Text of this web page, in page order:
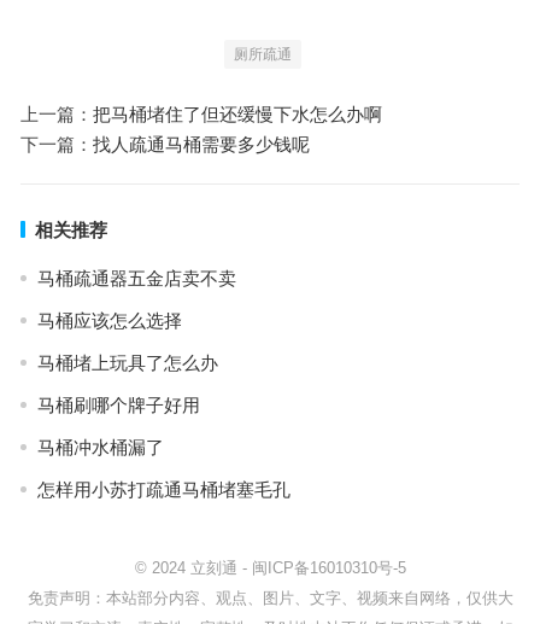
厕所疏通
上一篇： 把马桶堵住了但还缓慢下水怎么办啊
下一篇： 找人疏通马桶需要多少钱呢
相关推荐
马桶疏通器五金店卖不卖
马桶应该怎么选择
马桶堵上玩具了怎么办
马桶刷哪个牌子好用
马桶冲水桶漏了
怎样用小苏打疏通马桶堵塞毛孔
© 2024 立刻通 - 闽ICP备16010310号-5
免责声明：本站部分内容、观点、图片、文字、视频来自网络，仅供大